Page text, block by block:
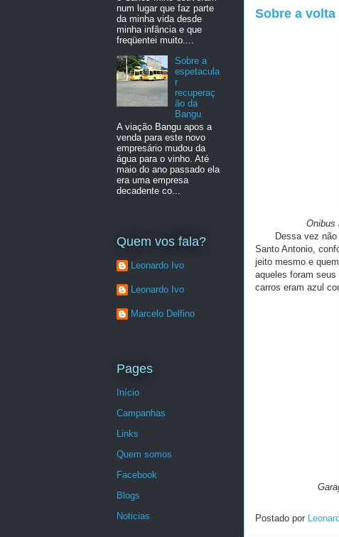
Sobre a volta
Onibus
Dessa vez não é
Santo Antonio,
jeito mesmo e
aqueles foram
carros eram azul
Garagem da
Postado por
num lugar que faz parte
da minha vida desde
minha infância e que
freqüentei muito....
Sobre a
espetacula
r
recuperaç
ão da
Bangu
A viação Bangu apos a
venda para este novo
empresário mudou da
água para o vinho. Até
maio do ano passado ela
era uma empresa
decadente co...
Quem vos fala?
Leonardo Ivo
Leonardo Ivo
Marcelo Delfino
Pages
Início
Campanhas
Links
Quem somos
Facebook
Blogs
Noticias